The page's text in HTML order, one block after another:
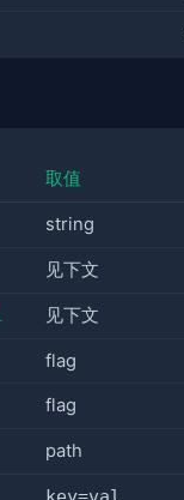
取值
string
见下文
见下文
flag
flag
path